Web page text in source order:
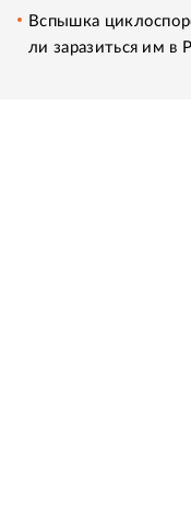
Вспышка
ли заразиться им в